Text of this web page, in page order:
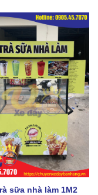
sữa nhà làm 1M2